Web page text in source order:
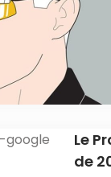
Le
de